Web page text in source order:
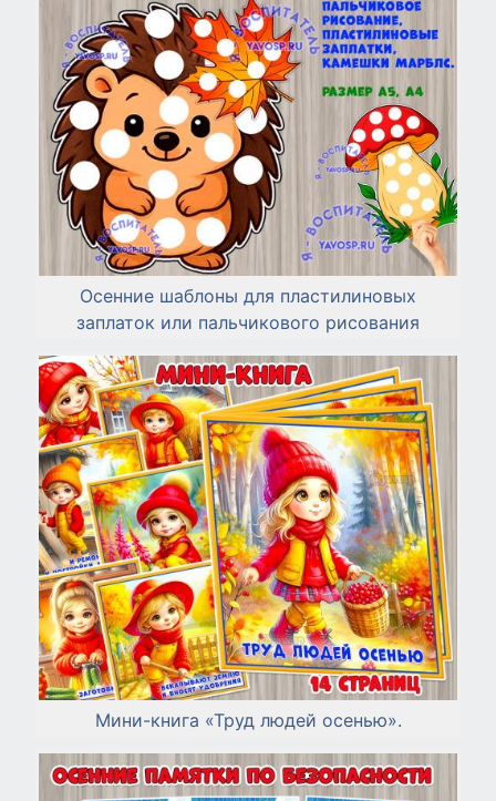
Осенние шаблоны для пластилиновых
заплаток или пальчикового рисования
Мини-книга «Труд людей осенью».